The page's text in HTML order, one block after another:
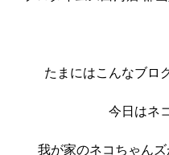
たまにはこんなブロ
今日はネ
我が家のネコちゃんズ